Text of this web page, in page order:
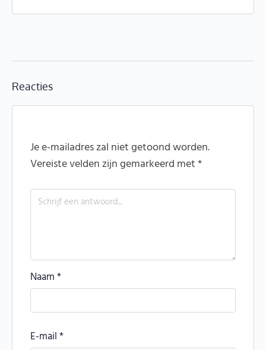
Reacties
Je e-mailadres zal niet getoond worden.
Vereiste velden zijn gemarkeerd met*
Naam*
E-mail*